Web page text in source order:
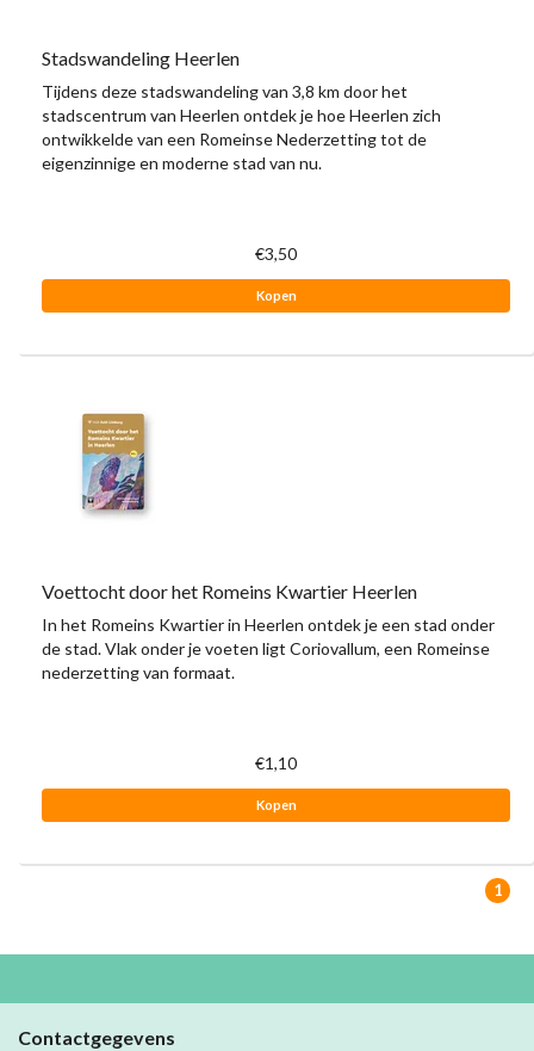
Stadswandeling Heerlen
Tijdens deze stadswandeling van 3,8 km door het
stadscentrum van Heerlen ontdek je hoe Heerlen zich
ontwikkelde van een Romeinse Nederzetting tot de
eigenzinnige en moderne stad van nu.
€3,50
Kopen
Voettocht door het Romeins Kwartier Heerlen
In het Romeins Kwartier in Heerlen ontdek je een stad onder
de stad. Vlak onder je voeten ligt Coriovallum, een Romeinse
nederzetting van formaat.
€1,10
Kopen
1
Contactgegevens